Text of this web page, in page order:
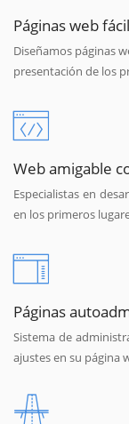
Páginas web
Diseñamos páginas
presentación de los
Web amigable
Especialistas en
en los primeros
Páginas
Sistema de
ajustes en su página